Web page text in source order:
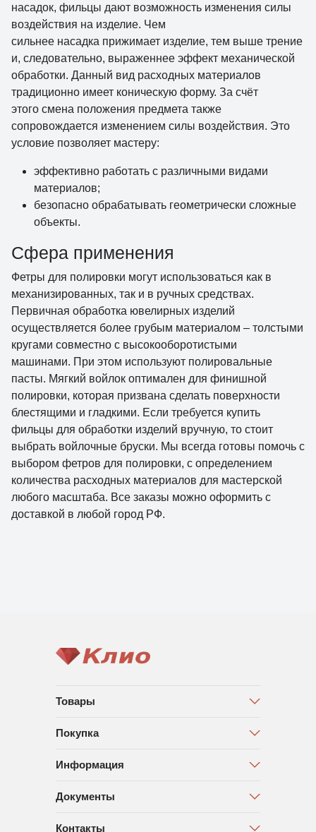
насадок, фильцы дают возможность изменения силы
воздействия на изделие. Чем
сильнее насадка прижимает изделие, тем выше трение
и, следовательно, выраженнее эффект механической
обработки. Данный вид расходных материалов
традиционно имеет коническую форму. За счёт
этого смена положения предмета также
сопровождается изменением силы воздействия. Это
условие позволяет мастеру:
эффективно работать с различными видами
материалов;
безопасно обрабатывать геометрически сложные
объекты.
Сфера применения
Фетры для полировки могут использоваться как в
механизированных, так и в ручных средствах.
Первичная обработка ювелирных изделий
осуществляется более грубым материалом – толстыми
кругами совместно с высокооборотистыми
машинами. При этом используют полировальные
пасты. Мягкий войлок оптимален для финишной
полировки, которая призвана сделать поверхности
блестящими и гладкими. Если требуется купить
фильцы для обработки изделий вручную, то стоит
выбрать войлочные бруски. Мы всегда готовы помочь с
выбором фетров для полировки, с определением
количества расходных материалов для мастерской
любого масштаба. Все заказы можно оформить с
доставкой в любой город РФ.
Товары
Покупка
Информация
Документы
Контакты